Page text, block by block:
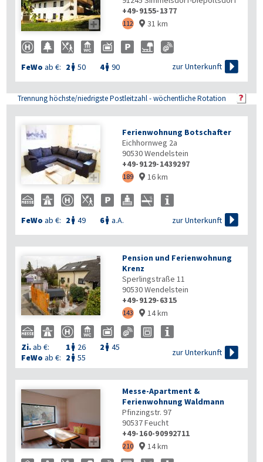

+49-9155-1377
112  31 km
FeWo ab €: 2  50 4 90 zur Unterkunft 
Trennung höchste/niedrigste Postleitzahl - wöchentliche Rotation

Ferienwohnung Botschafter
Eichhornweg 2a
90530Wendelstein
+49-9129-1439297
189  16 km
FeWo ab €: 2  49 6 a.A. zur Unterkunft 
Pension und Ferienwohnung
Krenz
Sperlingstraße 11
90530Wendelstein
+49-9129-6315
143  14 km
Zi.ab €: 1  26 2  45
FeWo ab €: 2  55
zur Unterkunft 

Messe-Apartment &
Ferienwohnung Waldmann
Pfinzingstr. 97
90537Feucht
+49-160-90992711
210  14 km